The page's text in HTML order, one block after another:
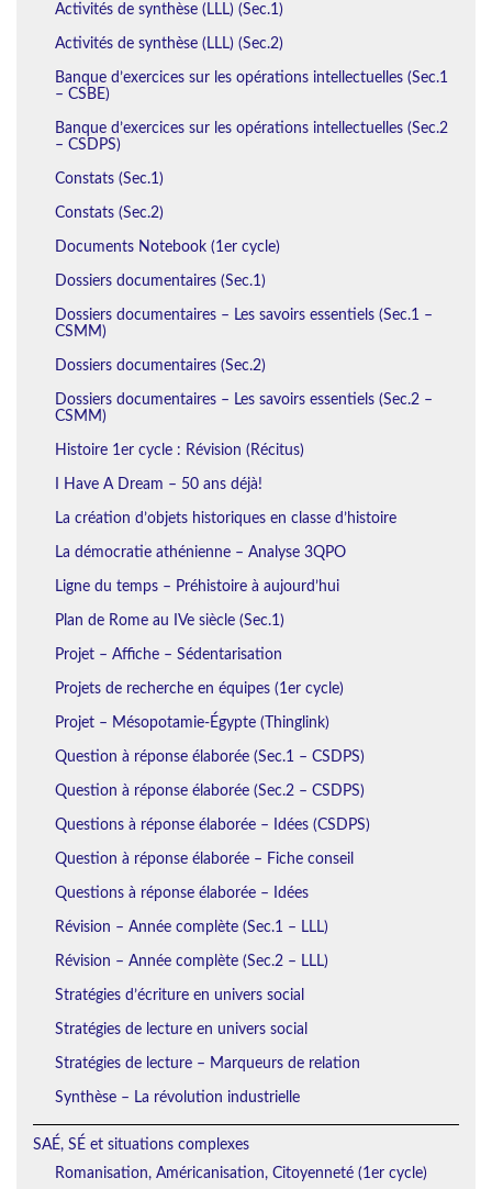
Activités de synthèse (LLL) (Sec.1)
Activités de synthèse (LLL) (Sec.2)
Banque d’exercices sur les opérations intellectuelles (Sec.1
– CSBE)
Banque d’exercices sur les opérations intellectuelles (Sec.2
– CSDPS)
Constats (Sec.1)
Constats (Sec.2)
Documents Notebook (1er cycle)
Dossiers documentaires (Sec.1)
Dossiers documentaires – Les savoirs essentiels (Sec.1 –
CSMM)
Dossiers documentaires (Sec.2)
Dossiers documentaires – Les savoirs essentiels (Sec.2 –
CSMM)
Histoire 1er cycle : Révision (Récitus)
I Have A Dream – 50 ans déjà!
La création d’objets historiques en classe d’histoire
La démocratie athénienne – Analyse 3QPO
Ligne du temps – Préhistoire à aujourd’hui
Plan de Rome au IVe siècle (Sec.1)
Projet – Affiche – Sédentarisation
Projets de recherche en équipes (1er cycle)
Projet – Mésopotamie-Égypte (Thinglink)
Question à réponse élaborée (Sec.1 – CSDPS)
Question à réponse élaborée (Sec.2 – CSDPS)
Questions à réponse élaborée – Idées (CSDPS)
Question à réponse élaborée – Fiche conseil
Questions à réponse élaborée – Idées
Révision – Année complète (Sec.1 – LLL)
Révision – Année complète (Sec.2 – LLL)
Stratégies d’écriture en univers social
Stratégies de lecture en univers social
Stratégies de lecture – Marqueurs de relation
Synthèse – La révolution industrielle
SAÉ, SÉ et situations complexes
Romanisation, Américanisation, Citoyenneté (1er cycle)